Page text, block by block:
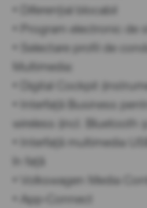
• Diferențial blocabil
• Program electronic de
• Selectare profil de
Multimedia:
• Digital Cockpit
• Interfață Business
wireless (incl. Bluetooth
• Interfață multimedia
în față
• Volkswagen Media
• App-Connect